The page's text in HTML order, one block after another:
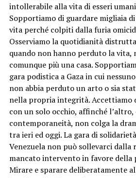
intollerabile alla vita di esseri
Sopportiamo di guardare migliaia
vita perché colpiti dalla furia
Osserviamo la quotidianità
quando non hanno perduto la vita,
comunque più una casa.
gara podistica a Gaza in cui
non abbia perduto un arto o sia
nella propria integrità. Accettiamo
con un solo occhio, affinché l’altro,
contemporaneità, non colga la
tra ieri ed oggi. La gara di
Venezuela non può sollevarci dalla
mancato intervento in favore della
Mirare e sparare deliberatamente